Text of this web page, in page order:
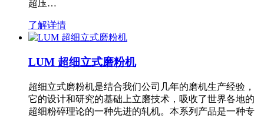
超压…
了解详情
LUM 超细立式磨粉机
超细立式磨粉机是结合我们公司几年的磨机生产经验，
它的设计和研究的基础上立磨技术，吸收了世界各地的
超细粉碎理论的一种先进的轧机。本系列产品是一种专